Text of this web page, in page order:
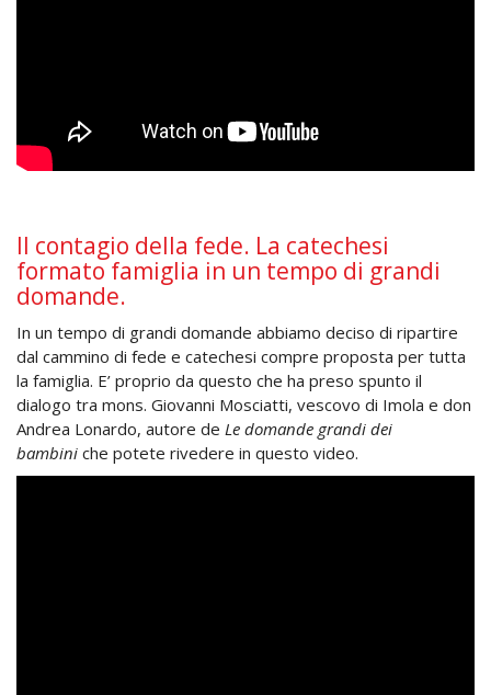
Il contagio della fede. La catechesi
formato famiglia in un tempo di grandi
domande.
In un tempo di grandi domande abbiamo deciso di ripartire
dal cammino di fede e catechesi compre proposta per tutta
la famiglia. E’ proprio da questo che ha preso spunto il
dialogo tra mons. Giovanni Mosciatti, vescovo di Imola e don
Andrea Lonardo, autore de Le domande grandi dei
bambini che potete rivedere in questo video.